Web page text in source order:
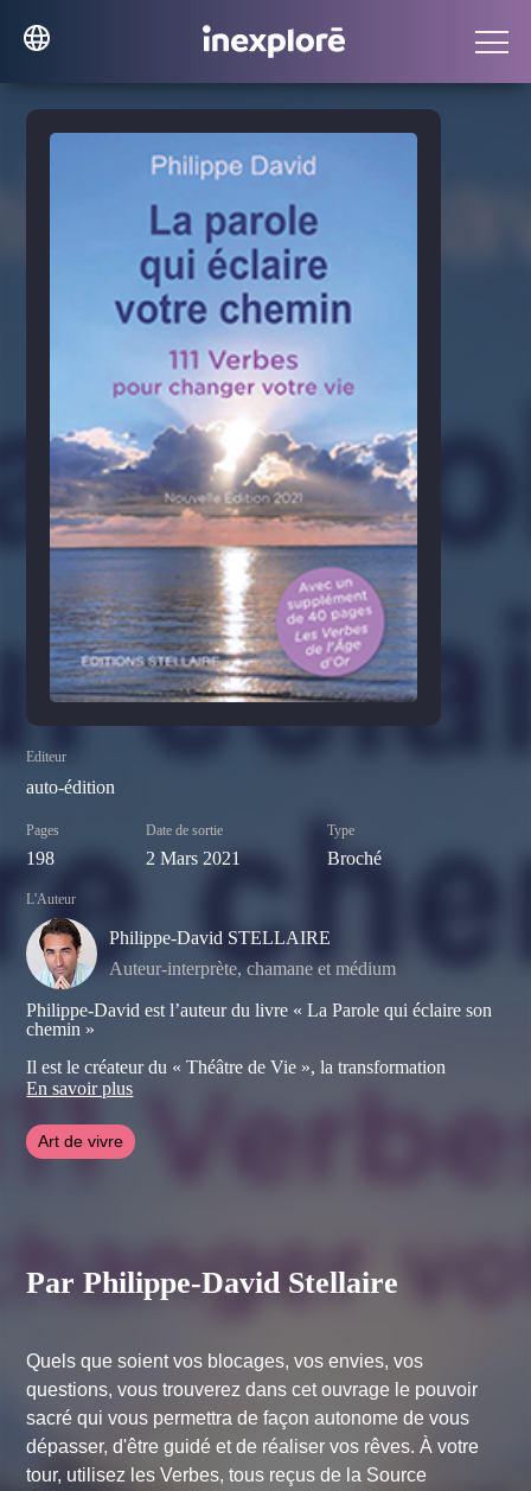
Editeur
auto-édition
Pages
198
Date de sortie
2 Mars 2021
Type
Broché
L'Auteur
Philippe-David STELLAIRE
Auteur-interprète, chamane et médium
Philippe-David est l’auteur du livre « La Parole qui éclaire son
chemin »
Il est le créateur du « Théâtre de Vie », la transformation
joyeuse de l’individu par le Jeu. Visitez le site :
www.theatredevie.com
Il effectue un travail novateur sur le Féminin sacré.
dernier article à ce sujet
En savoir plus
Art de vivre
Par Philippe-David Stellaire
Quels que soient vos blocages, vos envies, vos
questions, vous trouverez dans cet ouvrage le pouvoir
sacré qui vous permettra de façon autonome de vous
dépasser, d'être guidé et de réaliser vos rêves. À votre
tour, utilisez les Verbes, tous reçus de la Source